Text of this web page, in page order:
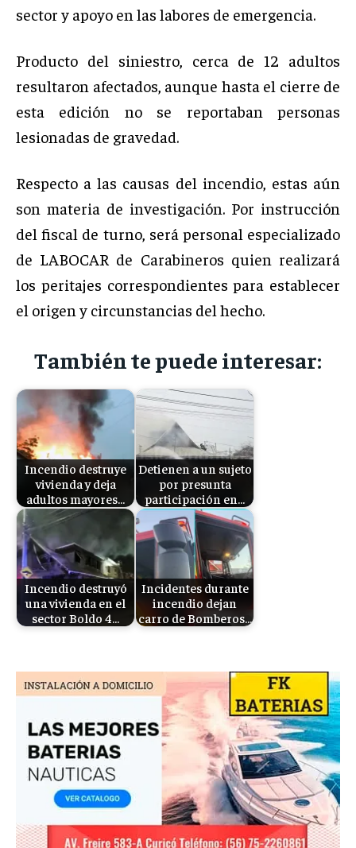
sector y apoyo en las labores de emergencia.
Producto del siniestro, cerca de 12 adultos
resultaron afectados, aunque hasta el cierre de
esta edición no se reportaban personas
lesionadas de gravedad.
Respecto a las causas del incendio, estas aún
son materia de investigación. Por instrucción
del fiscal de turno, será personal especializado
de LABOCAR de Carabineros quien realizará
los peritajes correspondientes para establecer
el origen y circunstancias del hecho.
También te puede interesar:
Incendio destruye
vivienda y deja
adultos mayores…
Detienen a un sujeto
por presunta
participación en…
Incendio destruyó
una vivienda en el
sector Boldo 4…
Incidentes durante
incendio dejan
carro de Bomberos…